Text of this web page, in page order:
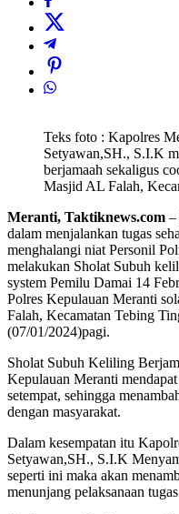
Teks foto : Kapolres
Setyawan,SH., S.I.K
berjamaah sekaligus
Masjid AL Falah,
Meranti, Taktiknews.com –
dalam menjalankan tugas
menghalangi niat Personil
melakukan Sholat Subuh
system Pemilu Damai 14
Polres Kepulauan Meranti
Falah, Kecamatan Tebing
(07/01/2024)pagi.
Sholat Subuh Keliling
Kepulauan Meranti
setempat, sehingga
dengan masyarakat.
Dalam kesempatan itu
Setyawan,SH., S.I.K
seperti ini maka akan
menunjang pelaksanaan